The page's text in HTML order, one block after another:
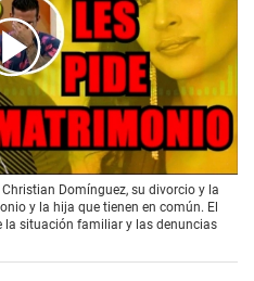
Domínguez, su divorcio y la
y la hija que tienen en común. El
la situación familiar y las denuncias